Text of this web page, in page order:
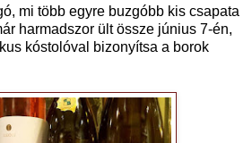
mi több egyre buzgóbb kis csapata
harmadszor ült össze június 7-én,
kóstolóval bizonyítsa a borok